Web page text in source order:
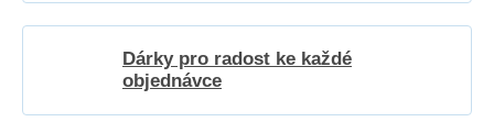
Dárky pro radost ke každé
objednávce